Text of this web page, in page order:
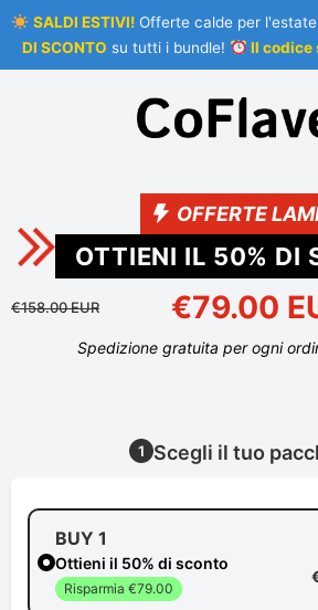
SALDI ESTIVI!Offerte calde per
DI SCONTO su tutti i bundle! Il codice
OFFERTE
OTTIENI IL 50% DI
€158.00 EUR €79.00
Spedizione gratuita per ogni
1 Scegli il tuo
BUY 1
Ottieni il 50% di sconto
Risparmia €79.00